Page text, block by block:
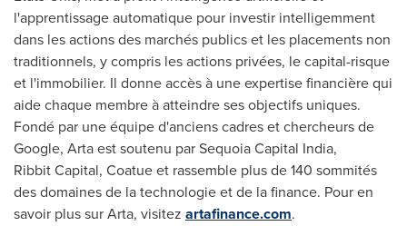
l'apprentissage automatique pour investir intelligemment
dans les actions des marchés publics et les placements non
traditionnels, y compris les actions privées, le capital-risque
et l'immobilier. Il donne accès à une expertise financière qui
aide chaque membre à atteindre ses objectifs uniques.
Fondé par une équipe d'anciens cadres et chercheurs de
Google, Arta est soutenu par Sequoia Capital India,
Ribbit Capital, Coatue et rassemble plus de 140 sommités
des domaines de la technologie et de la finance. Pour en
savoir plus sur Arta, visitez artafinance.com.